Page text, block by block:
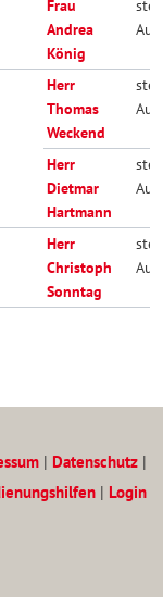
Frau
Andrea
König
Herr
Thomas
Weckend
Herr
Dietmar
Hartmann
Herr
Christoph
Sonntag
| Datenschutz |
| Login